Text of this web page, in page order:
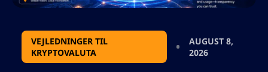
VEJLEDNINGER TIL
KRYPTOVALUTA
AUGUST 8,
2026